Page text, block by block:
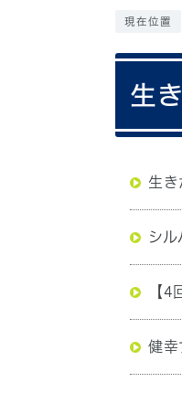
現在位置
生
生
シ
【4
健幸